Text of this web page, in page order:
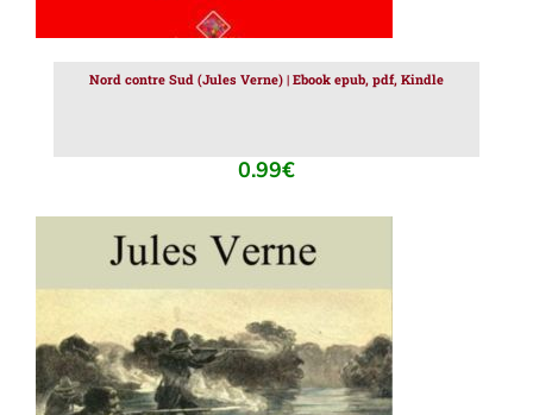
Nord contre Sud (Jules Verne) | Ebook epub, pdf, Kindle
0.99€